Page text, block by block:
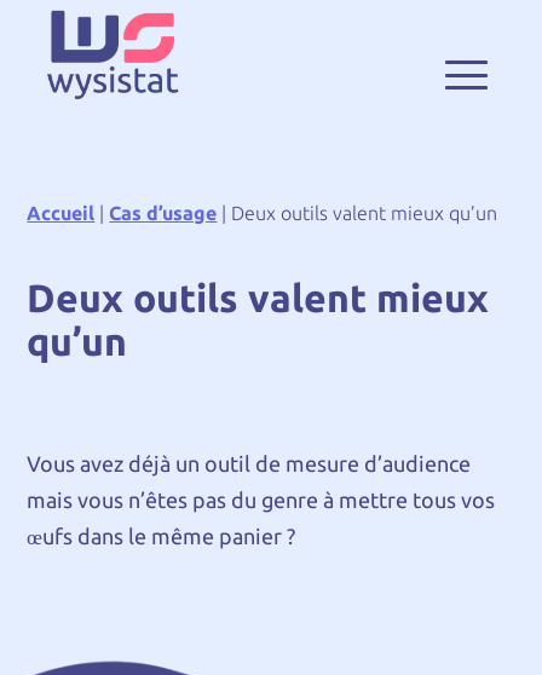
Accueil |Cas d’usage | Deux outils valent mieux qu’un
Deux outils valent mieux
qu’un
Vous avez déjà un outil de mesure d’audience
mais vous n’êtes pas du genre à mettre tous vos
œufs dans le même panier ?